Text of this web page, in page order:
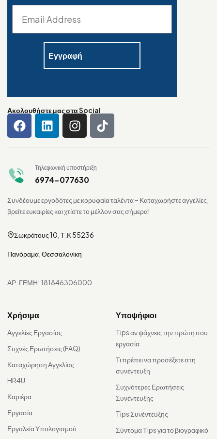
Ακολουθήστε μας στα Social
Τηλεφωνική υποστήριξη
6974-077630
Συνδέουμε εργοδότες με κορυφαία ταλέντα – Καταχωρήστε αγγελίες,
βρείτε ευκαιρίες και χτίστε το μέλλον σας σήμερα!
Σωκράτους 10, Τ.Κ 55236
Πανόραμα, Θεσσαλονίκη
ΑΡ. ΓΕΜΗ: 181846306000
Χρήσιμα
Αγγελίες Εργασίας
Συχνές Ερωτήσεις (FAQ)
Καταχώρηση Αγγελίας
HR4U
Καριέρα
Εργασία
Εργαλεία Υπολογισμού
Υποψήφιοι
Tips αν ψάχνεις την πρώτη σου
εργασία
Τι πρέπει να προσέξετε στη
συνέντευξη
Συχνότερες Ερωτήσεις
Συνέντευξης
Tips Συνέντευξης
Σύντομα Τips για το βιογραφικό